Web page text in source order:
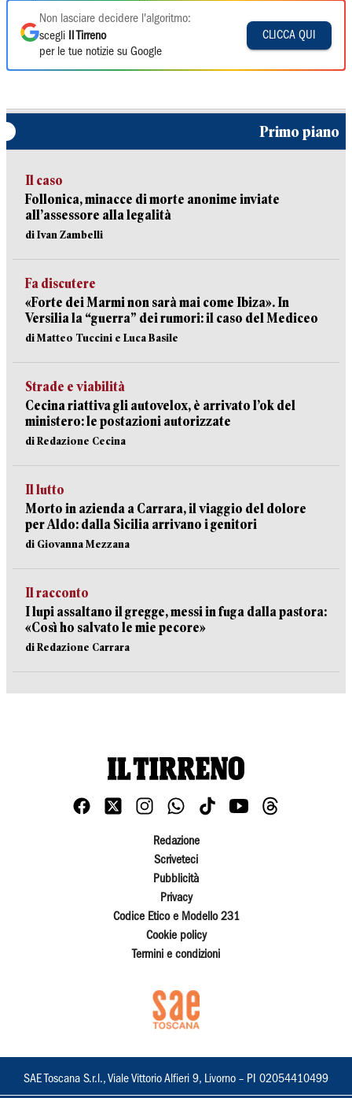
Non lasciare decidere l'algoritmo:
scegli
Il Tirreno
per le tue notizie su Google
CLICCA QUI
Primo piano
Il caso
Follonica, minacce di morte anonime inviate
all’assessore alla legalità
di Ivan Zambelli
Fa discutere
«Forte dei Marmi non sarà mai come Ibiza». In
Versilia la “guerra” dei rumori: il caso del Mediceo
di Matteo Tuccini e Luca Basile
Strade e viabilità
Cecina riattiva gli autovelox, è arrivato l’ok del
ministero: le postazioni autorizzate
di Redazione Cecina
Il lutto
Morto in azienda a Carrara, il viaggio del dolore
per Aldo: dalla Sicilia arrivano i genitori
di Giovanna Mezzana
Il racconto
I lupi assaltano il gregge, messi in fuga dalla pastora:
«Così ho salvato le mie pecore»
di Redazione Carrara
Redazione
Scriveteci
Pubblicità
Privacy
Codice Etico e Modello 231
Cookie policy
Termini e condizioni
SAE Toscana S.r.l., Viale Vittorio Alfieri 9, Livorno – PI 02054410499